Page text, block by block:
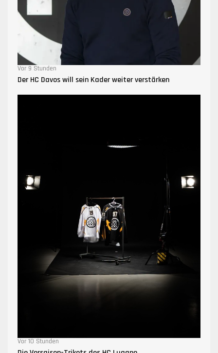
Vor 9 Stunden
Der HC Davos will sein Kader weiter verstärken
Vor 10 Stunden